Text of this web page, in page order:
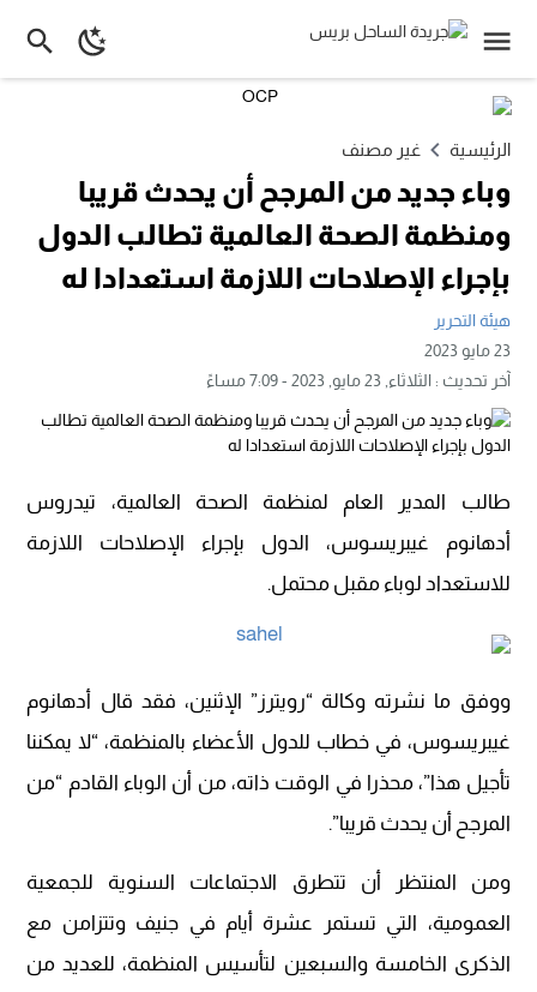
الرئيسية غير مصنف
وباء جديد من المرجح أن يحدث قريبا
ومنظمة الصحة العالمية تطالب الدول
بإجراء الإصلاحات اللازمة استعدادا له
هيئة التحرير
23 مايو 2023
آخر تحديث :الثلاثاء, 23 مايو, 2023 - 7:09 مساءً
طالب المدير العام ل‍منظمة الصحة العالمية، تيدروس
أدهانوم غيبريسوس، الدول بإجراء الإصلاحات اللازمة
للاستعداد لوباء مقبل محتمل.
ووفق ما نشرته وكالة “رويترز” الإثنين، فقد قال أدهانوم
غيبريسوس، في خطاب للدول الأعضاء بالمنظمة، “لا يمكننا
تأجيل هذا”، محذرا في الوقت ذاته، من أن الوباء القادم “من
المرجح أن يحدث قريبا”.
ومن المنتظر أن تتطرق الاجتماعات السنوية للجمعية
العمومية، التي تستمر عشرة أيام في جنيف وتتزامن مع
الذكرى الخامسة والسبعين لتأسيس المنظمة، للعديد من